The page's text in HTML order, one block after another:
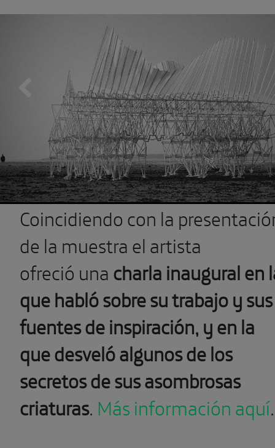
Coincidiendo con la
de la muestra el artista
ofreció unacharla inaugural en
que habló sobre su trabajo y sus
fuentes de inspiración, y en la
que desveló algunos de los
secretos de sus asombrosas
criaturas. Más información aquí.